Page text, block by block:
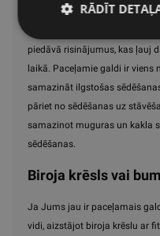
Mūsdienās biroja darbs vairs
piedāvā risinājumus, kas ļauj
laikā. Paceļamie galdi ir viens
samazināt ilgstošas
pāriet no sēdēšanas uz
samazinot muguras un kakla
sēdēšanas.
Biroja krēsls vai
Ja Jums jau ir paceļamais
vidi, aizstājot biroja krēslu ar
RĀDĪT